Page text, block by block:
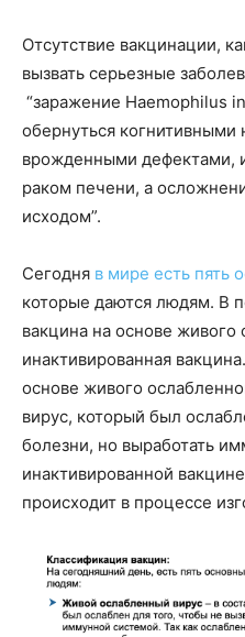
Отсутствие вакцинации,
вызвать серьезные
“заражение Haemophilus
обернуться когнитивными
врожденными дефектами,
раком печени, а
исходом”.
Сегодня в мире есть пять
которые даются людям. В
вакцина на основе живого
инактивированная
основе живого
вирус, который был
болезни, но выработать
инактивированной
происходит в процессе